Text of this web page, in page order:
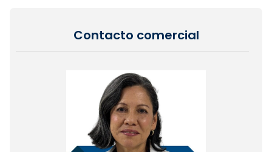
Contacto comercial